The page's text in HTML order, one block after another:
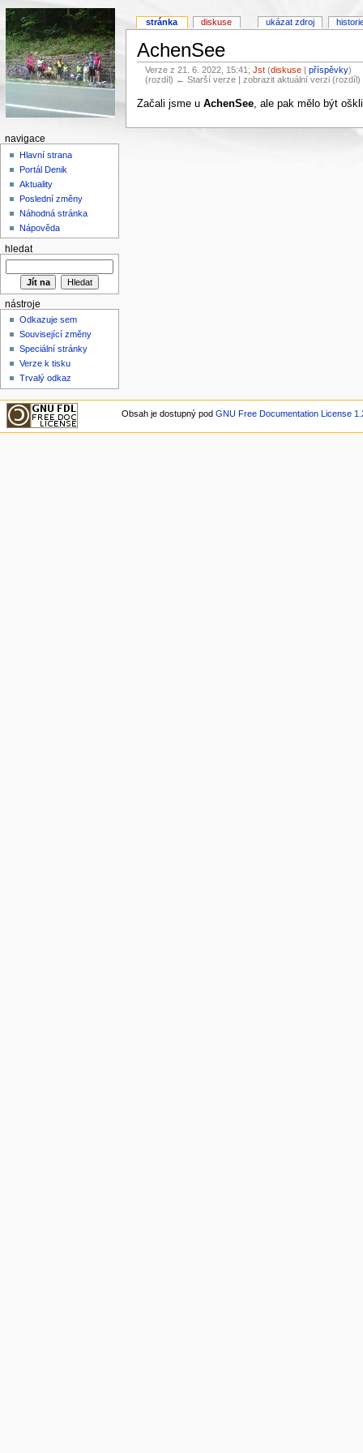
AchenSee
Verze z 21. 6. 2022, 15:41;Jst (diskuse |příspěvky)
(rozdíl) ← Starší verze | zobrazit aktuální verzi
Začali jsme u AchenSee, ale pak mělo být
stránka diskuse ukázat zdroj
navigace
Hlavní strana
Portál Denik
Aktuality
Poslední změny
Náhodná stránka
Nápověda
hledat
nástroje
Odkazuje sem
Související změny
Speciální stránky
Verze k tisku
Trvalý odkaz
Obsah je dostupný podGNU Free Documentation License